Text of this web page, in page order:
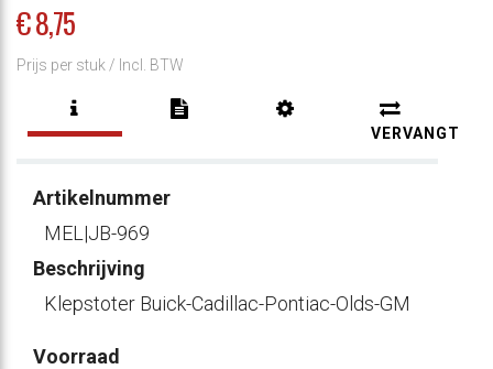
€ 8,75
Prijs per stuk / Incl. BTW
VERVANGT
Artikelnummer
MEL|JB-969
Beschrijving
Klepstoter Buick-Cadillac-Pontiac-Olds-GM
Voorraad